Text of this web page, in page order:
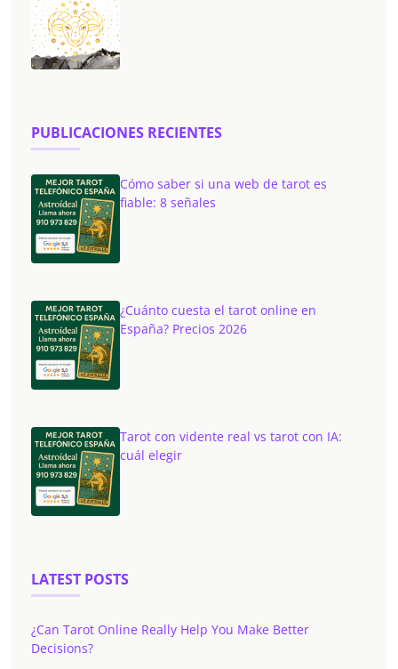
PUBLICACIONES RECIENTES
Cómo saber si una web de tarot es
fiable: 8 señales
¿Cuánto cuesta el tarot online en
España? Precios 2026
Tarot con vidente real vs tarot con IA:
cuál elegir
LATEST POSTS
¿Can Tarot Online Really Help You Make Better
Decisions?